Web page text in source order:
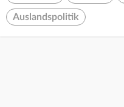
Auslandspolitik